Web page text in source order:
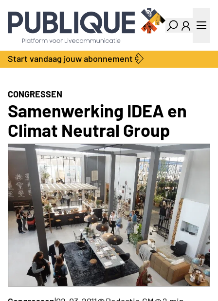
Industry Dashboard
Vacatures
Kalender
Producten
Bedrijvengids
Locatie Finder
Contact
Adverteren
Abonnementen
Start vandaag jouw abonnement
CONGRESSEN
Samenwerking IDEA en
Climat Neutral Group